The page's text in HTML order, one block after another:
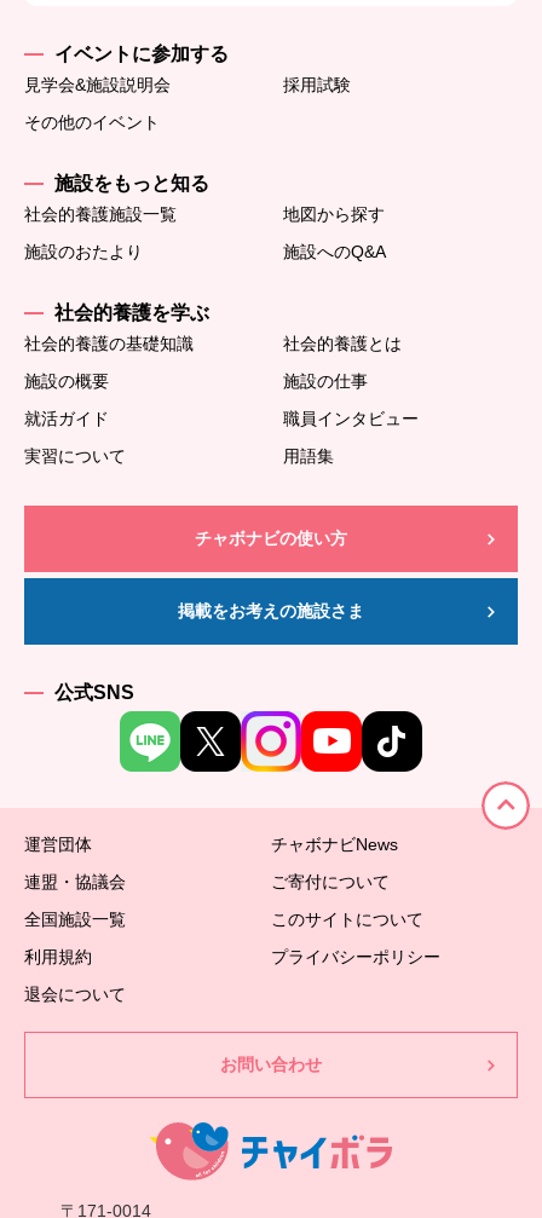
イベントに参加する
見学会&施設説明会
採用試験
その他のイベント
施設をもっと知る
社会的養護施設一覧
地図から探す
施設のおたより
施設へのQ&A
社会的養護を学ぶ
社会的養護の基礎知識
社会的養護とは
施設の概要
施設の仕事
就活ガイド
職員インタビュー
実習について
用語集
チャボナビの使い方
掲載をお考えの施設さま
公式SNS
運営団体
チャボナビNews
連盟・協議会
ご寄付について
全国施設一覧
このサイトについて
利用規約
プライバシーポリシー
退会について
お問い合わせ
〒171-0014